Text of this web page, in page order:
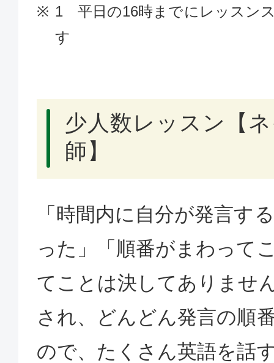
1 平日の16時までにレッスン
す
少人数レッスン【
師】
「時間内に自分が発言す
った」「順番がまわって
てことは決してありませ
され、どんどん発言の順
ので、たくさん英語を話